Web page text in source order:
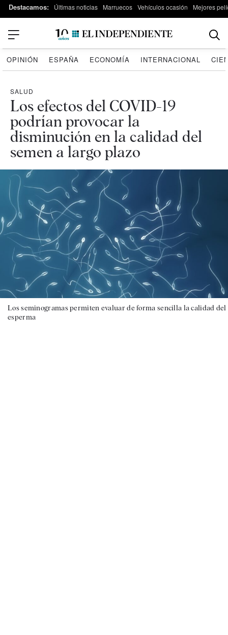
Destacamos: Últimas noticias Marruecos Vehículos ocasión Mejores
OPINIÓN ESPAÑA ECONOMÍA INTERNACIONAL
SALUD
Los efectos del COVID-19
podrían provocar la
disminución en la calidad del
semen a largo plazo
Los seminogramas permiten evaluar de forma sencilla la calidad del
esperma